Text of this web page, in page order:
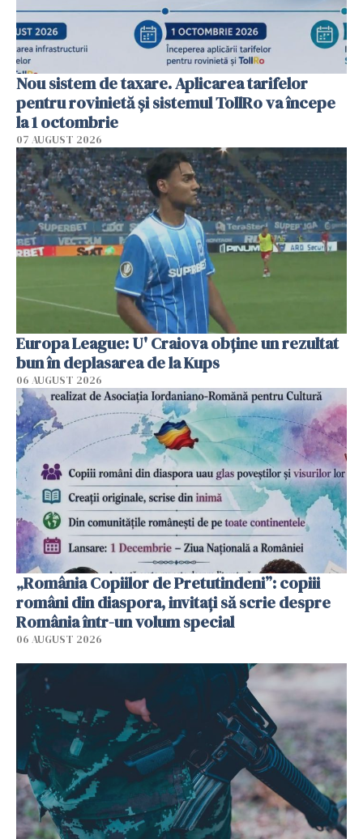
Nou sistem de taxare. Aplicarea tarifelor
pentru rovinietă şi sistemul TollRo va începe
la 1 octombrie
07 AUGUST 2026
Europa League: U' Craiova obține un rezultat
bun în deplasarea de la Kups
06 AUGUST 2026
„România Copiilor de Pretutindeni”: copiii
români din diaspora, invitați să scrie despre
România într-un volum special
06 AUGUST 2026